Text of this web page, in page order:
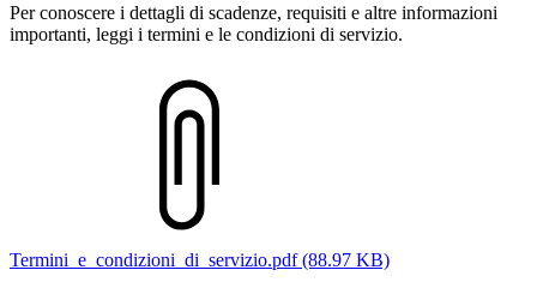
Per conoscere i dettagli di scadenze, requisiti e altre informazioni
importanti, leggi i termini e le condizioni di servizio.
Termini_e_condizioni_di_servizio.pdf (88.97 KB)